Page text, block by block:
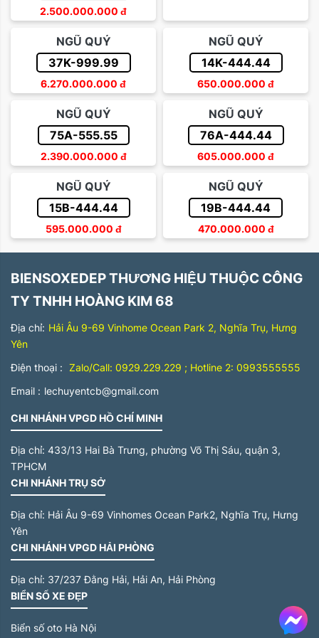
2.500.000.000 đ
NGŨ QUÝ
37K-999.99
6.270.000.000 đ
NGŨ QUÝ
14K-444.44
650.000.000 đ
NGŨ QUÝ
75A-555.55
2.390.000.000 đ
NGŨ QUÝ
76A-444.44
605.000.000 đ
NGŨ QUÝ
15B-444.44
595.000.000 đ
NGŨ QUÝ
19B-444.44
470.000.000 đ
BIENSOXEDEP THƯƠNG HIỆU THUỘC CÔNG
TY TNHH HOÀNG KIM 68
Địa chỉ: Hải Âu 9-69 Vinhome Ocean Park 2, Nghĩa Trụ, Hưng
Yên
Điện thoại : Zalo/Call: 0929.229.229 ; Hotline 2: 0993555555
Email : lechuyentcb@gmail.com
CHI NHÁNH VPGD HỒ CHÍ MINH
Địa chỉ: 433/13 Hai Bà Trưng, phường Võ Thị Sáu, quận 3,
TPHCM
CHI NHÁNH TRỤ SỞ
Địa chỉ: Hải Âu 9-69 Vinhomes Ocean Park2, Nghĩa Trụ, Hưng
Yên
CHI NHÁNH VPGD HẢI PHÒNG
Địa chỉ: 37/237 Đằng Hải, Hải An, Hải Phòng
BIỂN SỐ XE ĐẸP
Biển số oto Hà Nội